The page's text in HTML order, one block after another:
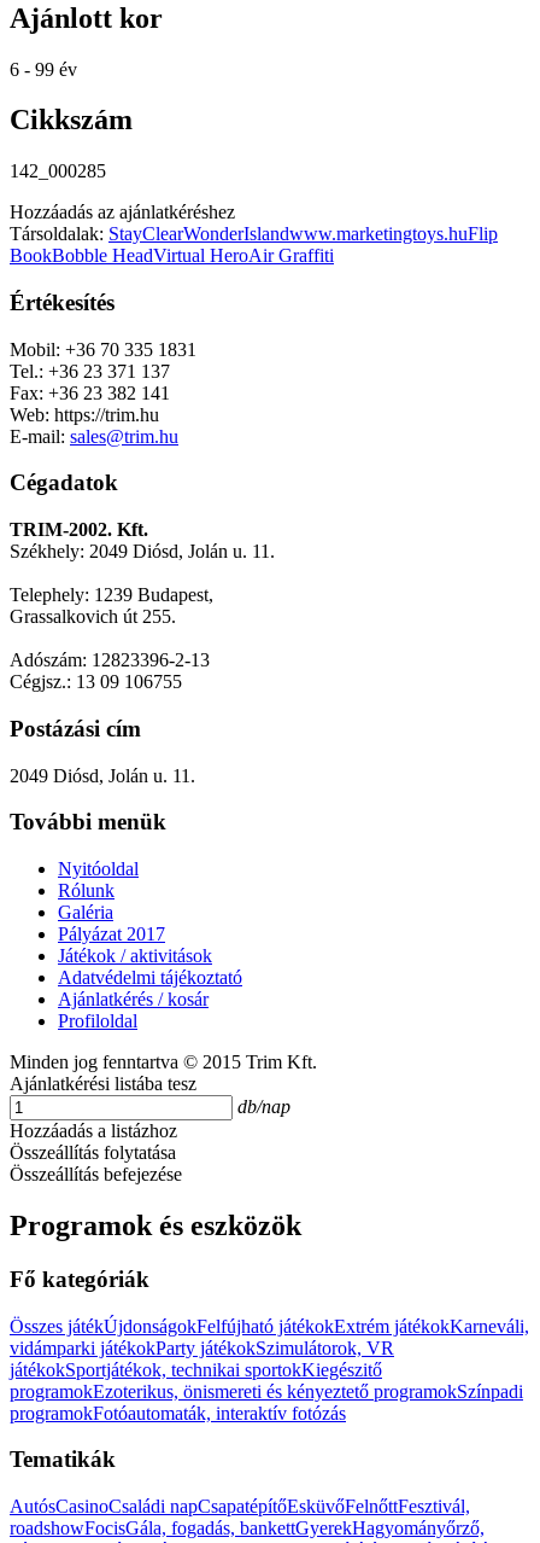
Ajánlott kor
6 - 99 év
Cikkszám
142_000285
Hozzáadás az ajánlatkéréshez
Társoldalak: StayClearWonderIslandwww.marketingtoys.huFlip
BookBobble HeadVirtual HeroAir Graffiti
Értékesítés
Mobil: +36 70 335 1831
Tel.: +36 23 371 137
Fax: +36 23 382 141
Web: https://trim.hu
E-mail: sales@trim.hu
Cégadatok
TRIM-2002. Kft.
Székhely: 2049 Diósd, Jolán u. 11.
Telephely: 1239 Budapest,
Grassalkovich út 255.
Adószám: 12823396-2-13
Cégjsz.: 13 09 106755
Postázási cím
2049 Diósd, Jolán u. 11.
További menük
Nyitóoldal
Rólunk
Galéria
Pályázat 2017
Játékok / aktivitások
Adatvédelmi tájékoztató
Ajánlatkérés / kosár
Profiloldal
Minden jog fenntartva © 2015 Trim Kft.
Ajánlatkérési listába tesz
db/nap
Hozzáadás a listázhoz
Összeállítás folytatása
Összeállítás befejezése
Programok és eszközök
Fő kategóriák
Összes játékÚjdonságokFelfújható játékokExtrém játékokKarneváli,
vidámparki játékokParty játékokSzimulátorok, VR
játékokSportjátékok, technikai sportokKiegészitő
programokEzoterikus, önismereti és kényeztető programokSzínpadi
programokFotóautomaták, interaktív fotózás
Tematikák
AutósCasinoCsaládi napCsapatépítőEsküvőFelnőttFesztivál,
roadshowFocisGála, fogadás, bankettGyerekHagyományőrző,